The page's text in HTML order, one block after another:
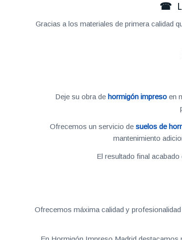
☎
Gracias a los materiales de primera calidad
Deje su obra de hormigón impresoen
Ofrecemos un servicio de suelos de
mantenimiento
El resultado final
Ofrecemos máxima calidad y